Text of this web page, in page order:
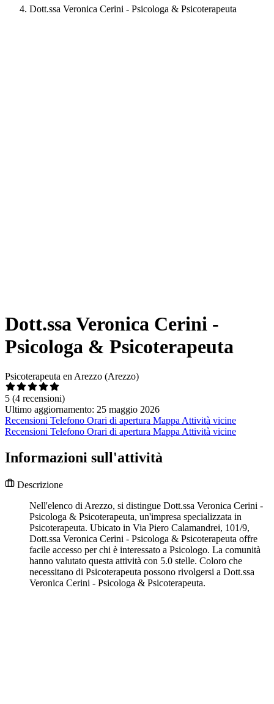
Dott.ssa Veronica Cerini - Psicologa & Psicoterapeuta
Dott.ssa Veronica Cerini -
Psicologa & Psicoterapeuta
Psicoterapeuta en Arezzo (Arezzo)
5 (4 recensioni)
Ultimo aggiornamento: 25 maggio 2026
Recensioni Telefono Orari di apertura Mappa Attività vicine
Recensioni Telefono Orari di apertura Mappa Attività vicine
Informazioni sull'attività
Descrizione
Nell'elenco di Arezzo, si distingue Dott.ssa Veronica Cerini -
Psicologa & Psicoterapeuta, un'impresa specializzata in
Psicoterapeuta. Ubicato in Via Piero Calamandrei, 101/9,
Dott.ssa Veronica Cerini - Psicologa & Psicoterapeuta offre
facile accesso per chi è interessato a Psicologo. La comunità
hanno valutato questa attività con 5.0 stelle. Coloro che
necessitano di Psicoterapeuta possono rivolgersi a Dott.ssa
Veronica Cerini - Psicologa & Psicoterapeuta.